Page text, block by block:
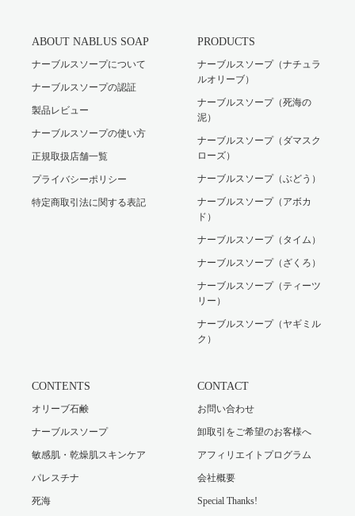
ABOUT NABLUS SOAP
ナーブルスソープについて
ナーブルスソープの認証
製品レビュー
ナーブルスソープの使い方
正規取扱店舗一覧
プライバシーポリシー
特定商取引法に関する表記
PRODUCTS
ナーブルスソープ（ナチュラ
ルオリーブ）
ナーブルスソープ（死海の
泥）
ナーブルスソープ（ダマスク
ローズ）
ナーブルスソープ（ぶどう）
ナーブルスソープ（アボカ
ド）
ナーブルスソープ（タイム）
ナーブルスソープ（ざくろ）
ナーブルスソープ（ティーツ
リー）
ナーブルスソープ（ヤギミル
ク）
CONTENTS
オリーブ石鹸
ナーブルスソープ
敏感肌・乾燥肌スキンケア
パレスチナ
死海
CONTACT
お問い合わせ
卸取引をご希望のお客様へ
アフィリエイトプログラム
会社概要
Special Thanks!